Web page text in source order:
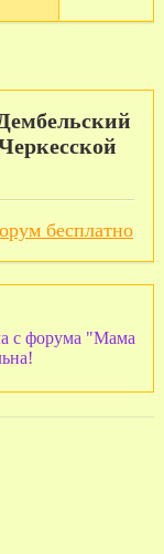
бесплатно
с форума "Мама